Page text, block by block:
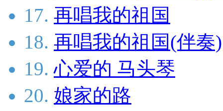
17. 再唱我的祖国
18. 再唱我的祖国(伴奏)
19. 心爱的 马头琴
20. 娘家的路